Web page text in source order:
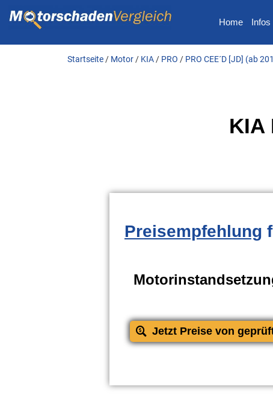
Home Infos
Startseite / Motor / KIA / PRO / PRO CEE´D [JD] (ab
KIA
Preisempfehlung
Jetzt Preise von